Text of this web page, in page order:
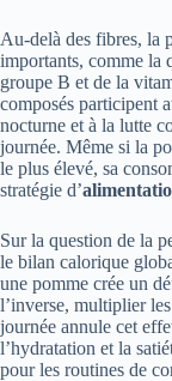
Au-delà des fibres, la
importants, comme la
groupe B et de la
composés participent
nocturne et à la lutte
journée. Même si la
le plus élevé, sa
stratégie d’
Sur la question de la
le bilan calorique
une pomme crée un
l’inverse, multiplier
journée annule cet
l’hydratation et la
pour les routines de